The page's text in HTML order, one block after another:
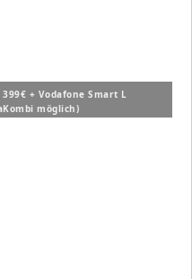
+ Vodafone Smart L
möglich)